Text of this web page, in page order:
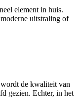
element in huis.
uitstraling of
de kwaliteit van
gezien. Echter, in het